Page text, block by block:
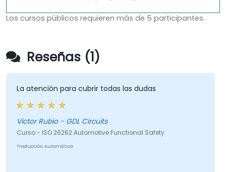
Los cursos públicos requieren más de 5 participantes.
Reseñas (1)
La atención para cubrir todas las dudas
Victor Rubio - GDL Circuits
Curso - ISO 26262 Automotive Functional Safety
Traducción Automática